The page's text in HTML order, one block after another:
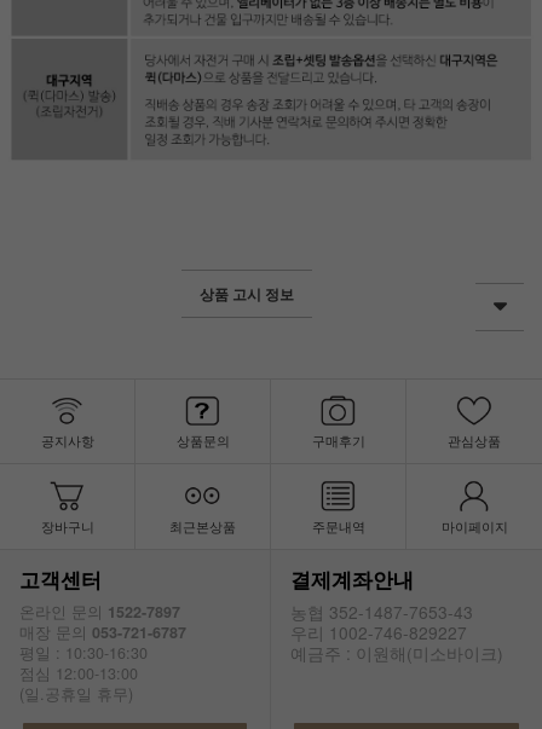
상품 고시 정보
공지사항 상품문의 구매후기 관심상품
장바구니 최근본상품 주문내역 마이페이지
고객센터
온라인 문의 1522-7897
매장 문의 053-721-6787
평일 : 10:30-16:30
점심 12:00-13:00
(일.공휴일 휴무)
결제계좌안내
농협 352-1487-7653-43
우리 1002-746-829227
예금주 : 이원해(미소바이크)